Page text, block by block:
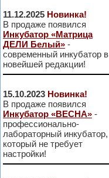
11.12.2025 Новинка!
В продаже появился
Инкубатор «Матрица
ДЕЛИ Белый» -
современный инкубатор в
новейшей редакции!
15.10.2023 Новинка!
В продаже появился
Инкубатор «ВЕСНА» -
профессионально-
лабораторный инкубатор,
который не требует
настройки!